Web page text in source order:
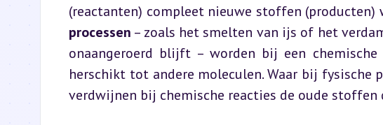
(reactanten) compleet nieuwe stoffen
processen – zoals het smelten van ijs of het
onaangeroerd blijft – worden bij een
herschikt tot andere moleculen. Waar bij
verdwijnen bij chemische reacties de oude stoffen